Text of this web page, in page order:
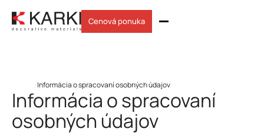
Cenová ponuka
Informácia o spracovaní osobných údajov
Informácia o spracovaní
osobných údajov